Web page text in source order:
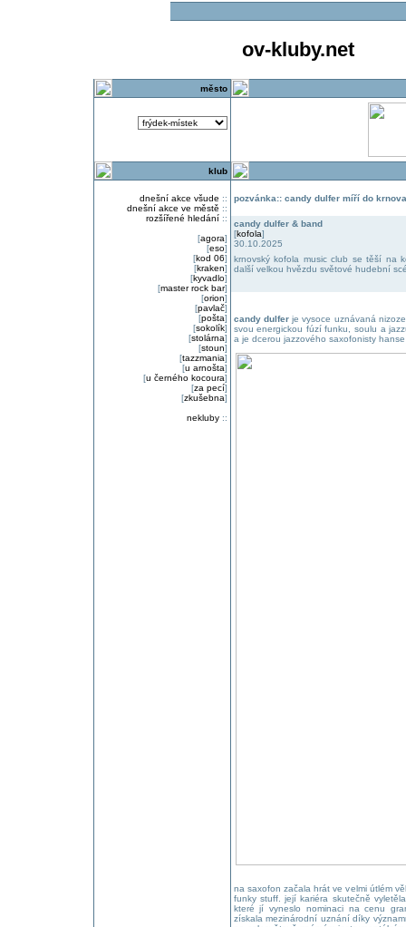
ov-kluby.net
město
klub
dnešní akce všude ::
dnešní akce ve městě ::
rozšířené hledání::
[agora]
[eso]
[kod 06]
[kraken]
[kyvadlo]
[master rock bar]
[orion]
[pavlač]
[pošta]
[sokolík]
[stolárna]
[stoun]
[tazzmania]
[u arnošta]
[u černého kocoura]
[za pecí]
[zkušebna]
nekluby::
pozvánka:: candy dulfer míří do krnova
candy dulfer & band
[kofola]
30.10.2025
krnovský kofola music club se těší na
další velkou hvězdu světové hudební
candy dulferje vysoce uznávaná
svou energickou fúzí funku, soulu a
a je dcerou jazzového saxofonisty
na saxofon začala hrát ve velmi útlém
funky stuff. její kariéra skutečně
které jí vyneslo nominaci na cenu
získala mezinárodní uznání díky